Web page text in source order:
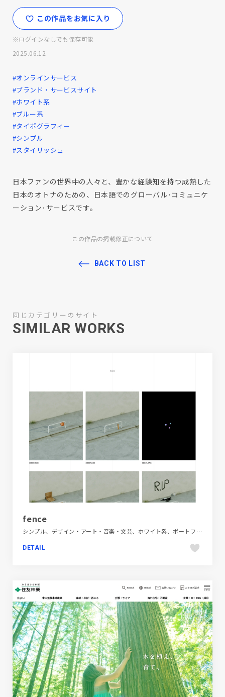
この作品をお気に入り
※ログインなしでも保存可能
2025.06.12
#オンラインサービス
#ブランド・サービスサイト
#ホワイト系
#ブルー系
#タイポグラフィー
#シンプル
#スタイリッシュ
日本ファンの世界中の人々と、豊かな経験知を持つ成熟した
日本のオトナのための、日本語でのグローバル･コミュニケ
ーション･サービスです。
この作品の掲載修正について
BACK TO LIST
同じカテゴリーのサイト
SIMILAR WORKS
fence
シンプル、デザイン・アート・音楽・文芸、ホワイト系、ポートフォリオ、大きめ写真
DETAIL